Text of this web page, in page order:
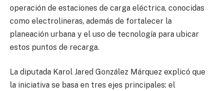
operación de estaciones de carga eléctrica, conocidas
como electrolineras, además de fortalecer la
planeación urbana y el uso de tecnología para ubicar
estos puntos de recarga.
La diputada Karol Jared González Márquez explicó que
la iniciativa se basa en tres ejes principales: el